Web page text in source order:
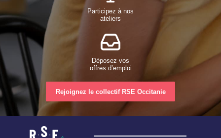
Participez à nos
ateliers
Déposez vos
offres d’emploi
Rejoignez le collectif RSE Occitanie